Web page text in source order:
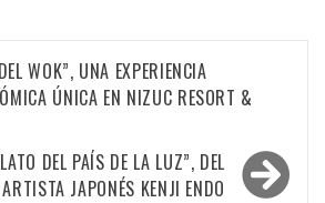
WOK”, UNA EXPERIENCIA
ÚNICA EN NIZUC RESORT &
DEL PAÍS DE LA LUZ”, DEL
ARTISTA JAPONÉS KENJI ENDO